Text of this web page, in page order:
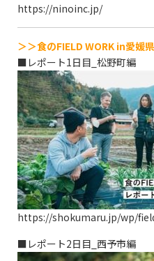
https://ninoinc.jp/
＞＞食のFIELD WORK in愛媛
■レポート1日目_松野町編
https://shokumaru.jp/wp/
■レポート2日目_西予市編